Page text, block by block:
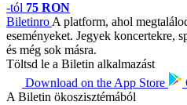
-tól 75 RON
Biletinro A platform, ahol
eseményeket. Jegyek koncertekre,
és még sok másra.
Töltsd le a Biletin alkalmazást
Download on the App Store
A Biletin ökoszisztémából